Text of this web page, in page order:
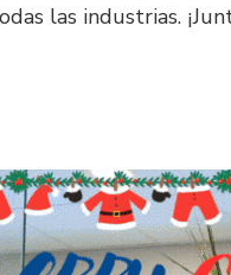
las industrias.